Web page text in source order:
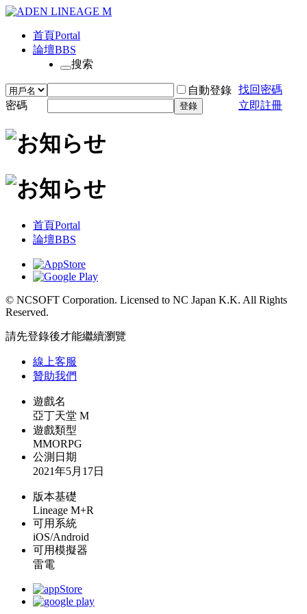
首頁Portal
論壇BBS
搜索
自動登錄 找回密碼
密碼
登錄 立即註冊
首頁Portal
論壇BBS
© NCSOFT Corporation. Licensed to NC Japan K.K. All Rights
Reserved.
請先登錄後才能繼續瀏覽
線上客服
贊助我們
遊戲名
亞丁天堂 M
遊戲類型
MMORPG
公測日期
2021年5月17日
版本基礎
Lineage M+R
可用系統
iOS/Android
可用模擬器
雷電